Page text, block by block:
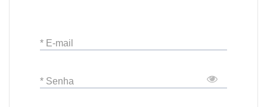
o restante da matéria!
Clique aqui para logar
* E-mail
* Senha